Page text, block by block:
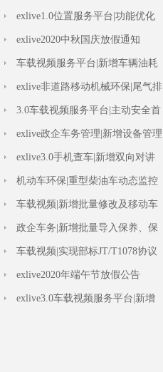
播放功能
exlive1.0位置服务平台|功能优化
exlive2020中秋国庆放假通知
车载视频服务平台|新增车辆油耗
标定设置
exlive非道路移动机械环保|尾气排
放检测
3.0车载视频服务平台|主动安全首
页上线
exlive政企车务管理|新增设备管理
报表
exlive3.0手机查车|新增双向对讲
功能
机动车环保|重型柴油车动态监控
车载视频|新增批量修改及移动车
辆功能
政企车务|新增批量导入保养、保
险记录等功能
车载视频|实现部标JT/T1078协议
双向对讲
exlive2020年端午节放假公告
exlive3.0车载视频服务平台|新增